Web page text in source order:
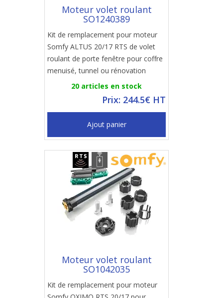
Moteur volet roulant
SO1240389
Kit de remplacement pour moteur
Somfy ALTUS 20/17 RTS de volet
roulant de porte fenêtre pour coffre
menuisé, tunnel ou rénovation
20 articles en stock
Prix: 244.5€ HT
Ajout panier
Moteur volet roulant
SO1042035
Kit de remplacement pour moteur